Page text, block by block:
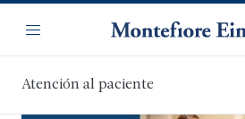
contenido
Navegación
Menú
Atención al paciente